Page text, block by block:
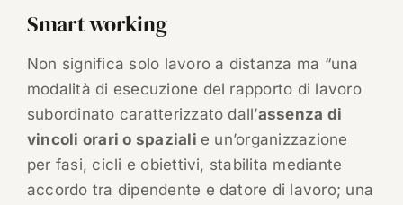
Smart working
Non significa solo lavoro a distanza ma “una
modalità di esecuzione del rapporto di lavoro
subordinato caratterizzato dall’assenza di
vincoli orari o spaziali e un’organizzazione
per fasi, cicli e obiettivi, stabilita mediante
accordo tra dipendente e datore di lavoro; una